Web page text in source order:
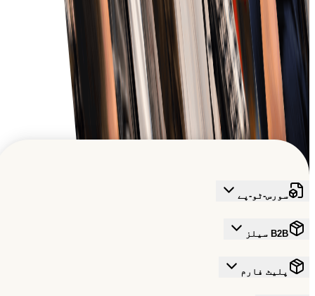
اس قابلِ اعتماد نیٹ ورک میں شامل ہوں جو تجارت کے مستقبل کو
تشکیل دے رہا ہے
مفت سائن اپ کریں
سورس-ٹو-پے
B2B سیلز
پلیٹ فارم